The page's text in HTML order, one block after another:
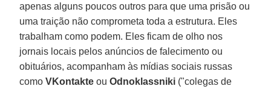
apenas alguns poucos outros para que uma prisão ou
uma traição não comprometa toda a estrutura. Eles
trabalham como podem. Eles ficam de olho nos
jornais locais pelos anúncios de falecimento ou
obituários, acompanham às mídias sociais russas
comoVKontakte ouOdnoklassniki ("colegas de